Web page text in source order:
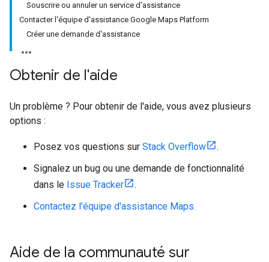
Souscrire ou annuler un service d'assistance
Contacter l'équipe d'assistance Google Maps Platform
Créer une demande d'assistance
Obtenir de l'aide
Un problème ? Pour obtenir de l'aide, vous avez plusieurs
options :
Posez vos questions sur Stack Overflow
.
Signalez un bug ou une demande de fonctionnalité
dans le Issue Tracker
.
Contactez l'équipe d'assistance Maps.
Aide de la communauté sur